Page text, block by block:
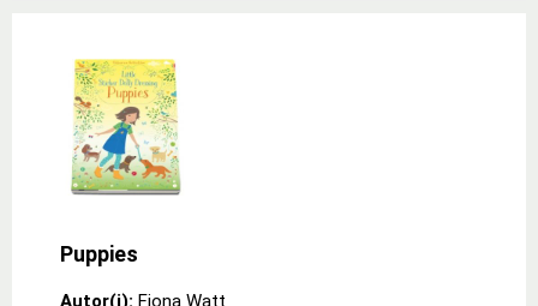
Puppies
Autor(i): Fiona Watt